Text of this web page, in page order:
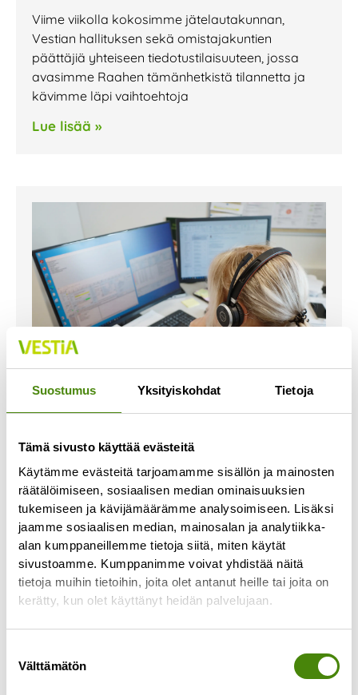
Suostumus Yksityiskohdat Tietoja
Tämä sivusto käyttää evästeitä
Käytämme evästeitä tarjoamamme sisällön ja mainosten
räätälöimiseen, sosiaalisen median ominaisuuksien
tukemiseen ja kävijämäärämme analysoimiseen. Lisäksi
jaamme sosiaalisen median, mainosalan ja analytiikka-
alan kumppaneillemme tietoja siitä, miten käytät
sivustoamme. Kumppanimme voivat yhdistää näitä
tietoja muihin tietoihin, joita olet antanut heille tai joita on
kerätty, kun olet käyttänyt heidän palvelujaan.
valinta
Välttämätön
Viime viikolla kokosimme jätelautakunnan,
Vestian hallituksen sekä omistajakuntien
päättäjiä yhteiseen tiedotustilaisuuteen, jossa
avasimme Raahen tämänhetkistä tilannetta ja
kävimme läpi vaihtoehtoja
Lue lisää »
Vastaa sähköistä
asiointipalvelua koskevaan
kyselyyn ja osallistu
arvontaan!
17.3.2026
Selvitämme sähköisen asiointipalvelun
toteuttamista, ja tätä varten haluaisimme kuulla
asiakkaidemme toiveita palveluun liittyen.
Lue lisää »